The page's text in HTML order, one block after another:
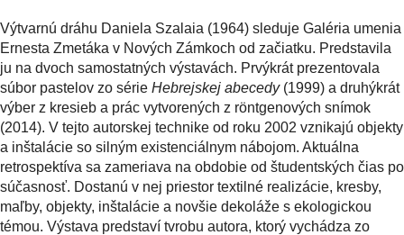
Výtvarnú dráhu Daniela Szalaia (1964) sleduje Galéria umenia
Ernesta Zmetáka v Nových Zámkoch od začiatku. Predstavila
ju na dvoch samostatných výstavách. Prvýkrát prezentovala
súbor pastelov zo série Hebrejskej abecedy(1999) a druhýkrát
výber z kresieb a prác vytvorených z röntgenových snímok
(2014). V tejto autorskej technike od roku 2002 vznikajú objekty
a inštalácie so silným existenciálnym nábojom. Aktuálna
retrospektíva sa zameriava na obdobie od študentských čias po
súčasnosť. Dostanú v nej priestor textilné realizácie, kresby,
maľby, objekty, inštalácie a novšie dekoláže s ekologickou
témou. Výstava predstaví tvrobu autora, ktorý vychádza zo